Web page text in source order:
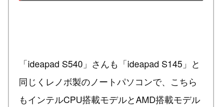
「ideapad S540」さんも「ideapad S145」と
同じくレノボ製のノートパソコンで、こちら
もインテルCPU搭載モデルとAMD搭載モデル